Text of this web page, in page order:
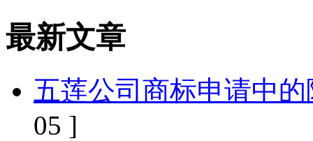
最新文章
五莲公司商标申请中
05 ]